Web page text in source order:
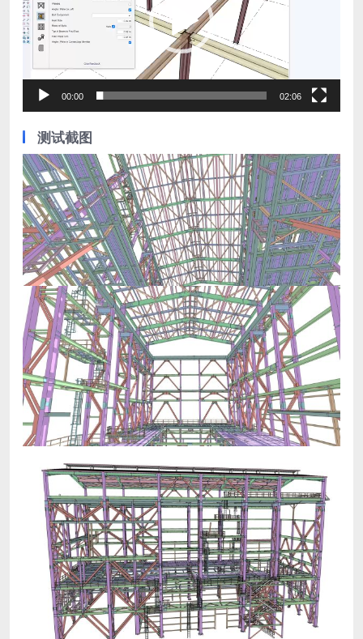
放
器
00:00 02:06
测试截图